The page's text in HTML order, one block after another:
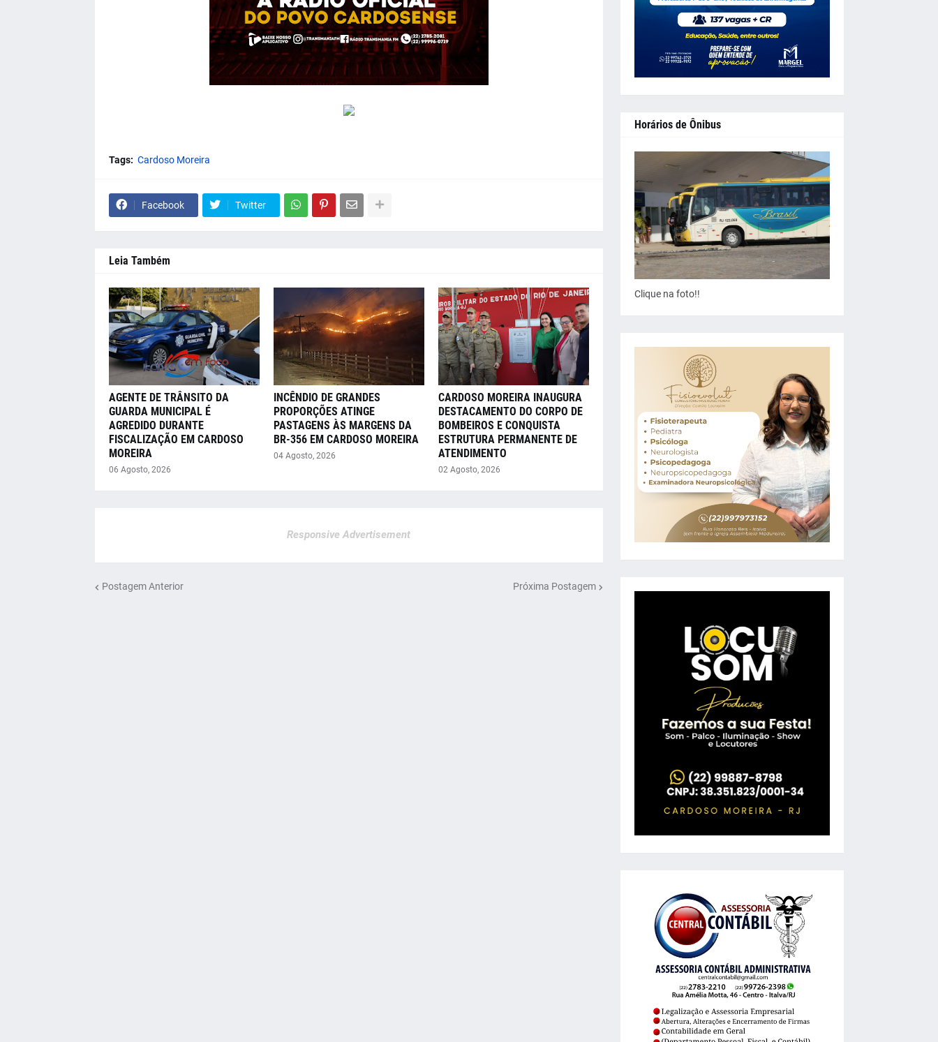
Tags: Cardoso Moreira
Facebook Twitter
Leia Também
AGENTE DE TRÂNSITO DA
GUARDA MUNICIPAL É
AGREDIDO DURANTE
FISCALIZAÇÃO EM CARDOSO
MOREIRA
06 Agosto, 2026
INCÊNDIO DE GRANDES
PROPORÇÕES ATINGE
PASTAGENS ÀS MARGENS DA
BR-356 EM CARDOSO MOREIRA
04 Agosto, 2026
CARDOSO MOREIRA INAUGURA
DESTACAMENTO DO CORPO DE
BOMBEIROS E CONQUISTA
ESTRUTURA PERMANENTE DE
ATENDIMENTO
02 Agosto, 2026
Responsive Advertisement
Postagem Anterior Próxima Postagem
Horários de Ônibus
Clique na foto!!